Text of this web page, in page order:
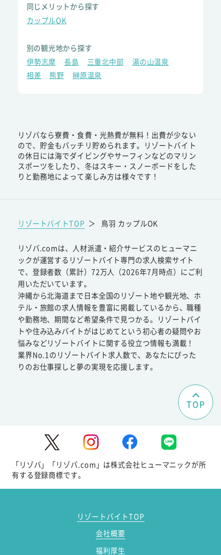
同じメリットから探す
カップルOK
別の観光地から探す
伊勢志摩
長島 三重北中部
湯の山温泉
相差
熊野 榊原温泉
リゾバなら寮費・食費・光熱費が無料！出費が少ない
ので、貯金もバッチリ貯められます。リゾートバイト
の休日には海でダイビングやサーフィンなどのマリン
スポーツをしたり、冬はスキー・スノーボードをした
りと勤務地によって楽しみ方は様々です！
リゾートバイトTOP ＞ 鳥羽 カップルOK
リゾバ.comは、人材派遣・紹介サービスのヒューマニ
ックが運営するリゾートバイト専門の求人検索サイト
で、登録者数（累計）72万人（2026年7月時点）にご利
用いただいています。
沖縄から北海道まで日本全国のリゾート地や観光地、ホ
テル・旅館の求人情報を豊富に掲載しているから、職種
や勤務地、期間など希望条件で見つかる。リゾートバイ
トや住み込みバイトがはじめてという初心者の疑問やお
悩みなどリゾートバイトに関する役立つ情報も満載！
業界No.1のリゾートバイト求人数で、あなたにぴった
りのお仕事探しと夢の実現を応援します。
TOP
「リゾバ」「リゾバ.com」は株式会社ヒューマニックが所
有する登録商標です。
リゾートバイトTOP
会社概要
福利厚生